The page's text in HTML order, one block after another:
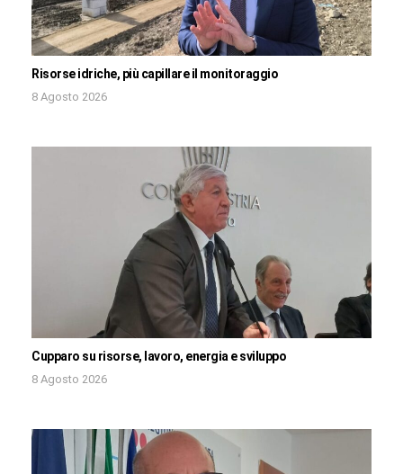
Risorse idriche, più capillare il monitoraggio
8 Agosto 2026
Cupparo su risorse, lavoro, energia e sviluppo
8 Agosto 2026